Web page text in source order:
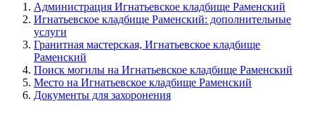
Администрация Игнатьевское кладбище Раменский
Игнатьевское кладбище Раменский: дополнительные
услуги
Гранитная мастерская, Игнатьевское кладбище
Раменский
Поиск могилы на Игнатьевское кладбище Раменский
Место на Игнатьевское кладбище Раменский
Документы для захоронения